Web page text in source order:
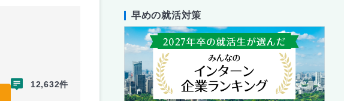
12,632件
早めの就活対策